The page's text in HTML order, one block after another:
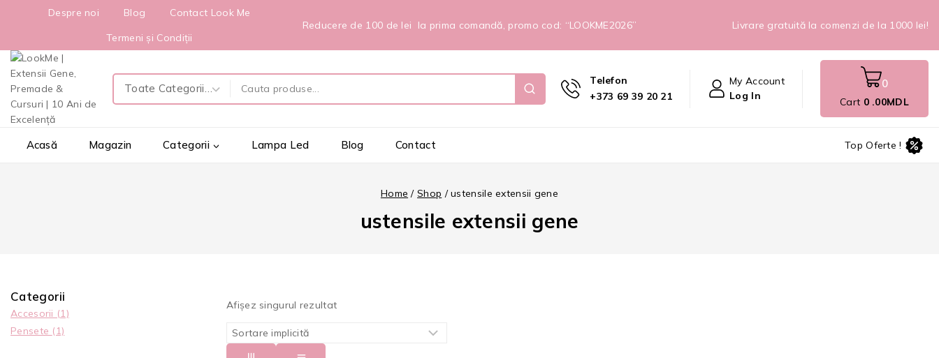
Despre noi Blog
Contact Look Me
Termeni și Condiții
Reducere de 100 de lei la prima comandă, promo cod: “LOOKME2026” Livrare gratuită la comenzi de la 1000 lei!
Telefon
+373 69 39 20 21
My Account
Log In
0
Cart 0 .00MDL
Acasă Magazin Categorii Lampa Led Blog Contact Top Oferte !
Home / Shop / ustensile extensii gene
ustensile extensii gene
Afișez singurul rezultat
Categorii
Accesorii (1)
Pensete (1)